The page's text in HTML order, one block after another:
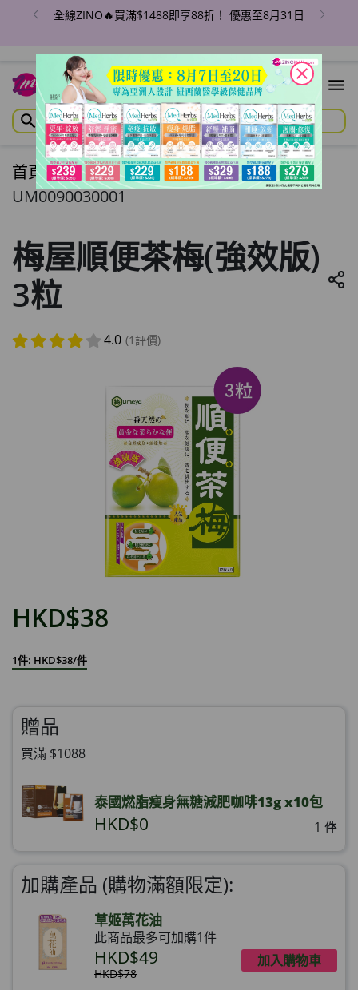
全線ZINO🔥買滿$1488即享88折！ 優惠至8月31日
首頁/梅屋順便茶梅(強效版) 3粒
UM0090030001
梅屋順便茶梅(強效版)
3粒
4.0 (1評價)
HKD$38
1件: HKD$38/件
贈品
買滿 $1088
1 件
泰國燃脂瘦身無糖減肥咖啡13g x10包
HKD$0 ×
加購產品 (購物滿額限定):
草姬萬花油
此商品最多可加購1件
HKD$49
HKD$78
加入購物車
close